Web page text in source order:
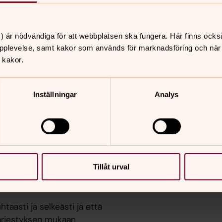
är nödvändiga för att webbplatsen ska fungera. Här finns
samt kakor som används för marknadsföring och
Inställningar Analys
Tillåt urval
Piispan tehtävänä on
tehtävä on julistaa evankeliumia
maailmassa.
luottamushenkilöitä,
vihkii pappeja ja diakoneja. Piispan
tehtävät:
ja selkeästi ja että
mukaan